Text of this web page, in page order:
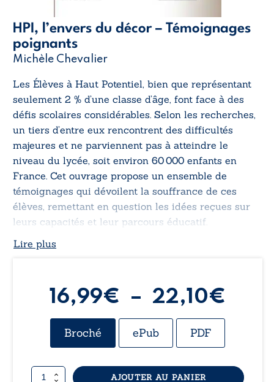
HPI, l’envers du décor – Témoignages
poignants
Michèle Chevalier
Les Élèves à Haut Potentiel, bien que représentant
seulement 2 % d’une classe d’âge, font face à des
défis scolaires considérables. Selon les recherches,
un tiers d’entre eux rencontrent des difficultés
majeures et ne parviennent pas à atteindre le
niveau du lycée, soit environ 60 000 enfants en
France. Cet ouvrage propose un ensemble de
témoignages qui dévoilent la souffrance de ces
élèves, remettant en question les idées reçues sur
leurs capacités et leur parcours éducatif.
Lire plus
16,99€ – 22,10€
Broché ePub PDF
quantité
AJOUTER AU PANIER